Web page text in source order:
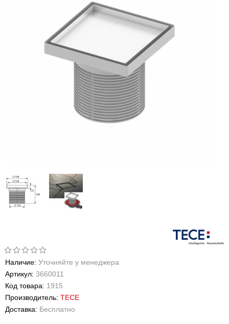
Наличие: Уточняйте у менеджера
Артикул: 3660011
Код товара: 1915
Производитель: TECE
Доставка: Бесплатно